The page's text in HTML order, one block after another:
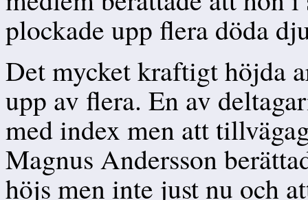
plockade upp flera döda
Det mycket kraftigt höjda
upp av flera. En av
med index men att
Magnus Andersson
höjs men inte just nu och